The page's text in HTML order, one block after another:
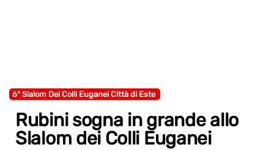
6° Slalom Dei Colli Euganei Città di Este
Rubini sogna in grande allo
Slalom dei Colli Euganei